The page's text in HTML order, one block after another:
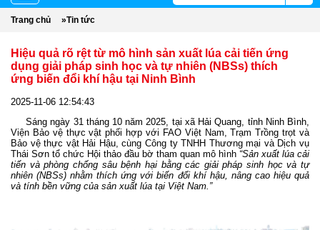
Trang chủ »Tin tức
Hiệu quả rõ rệt từ mô hình sản xuất lúa cải tiến ứng
dụng giải pháp sinh học và tự nhiên (NBSs) thích
ứng biến đổi khí hậu tại Ninh Bình
2025-11-06 12:54:43
Sáng ngày 31 tháng 10 năm 2025, tại xã Hải Quang, tỉnh Ninh Bình,
Viện Bảo vệ thực vật phối hợp với FAO Việt Nam, Trạm Trồng trọt và
Bảo vệ thực vật Hải Hậu, cùng Công ty TNHH Thương mại và Dịch vụ
Thái Sơn tổ chức Hội thảo đầu bờ tham quan mô hình “Sản xuất lúa cải
tiến và phòng chống sâu bệnh hại bằng các giải pháp sinh học và tự
nhiên (NBSs) nhằm thích ứng với biến đổi khí hậu, nâng cao hiệu quả
và tính bền vững của sản xuất lúa tại Việt Nam.”